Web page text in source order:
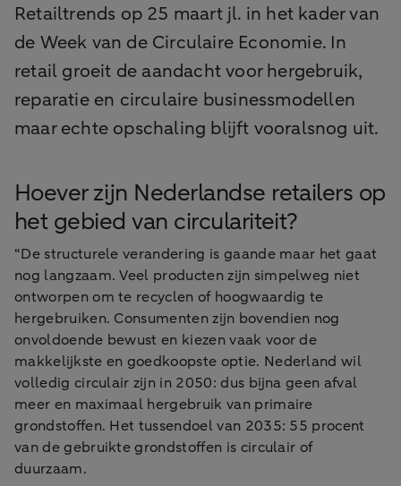
Retailtrends op 25 maart jl. in het kader van
de Week van de Circulaire Economie. In
retail groeit de aandacht voor hergebruik,
reparatie en circulaire businessmodellen
maar echte opschaling blijft vooralsnog uit.
Hoever zijn Nederlandse retailers op
het gebied van circulariteit?
“De structurele verandering is gaande maar het gaat
nog langzaam. Veel producten zijn simpelweg niet
ontworpen om te recyclen of hoogwaardig te
hergebruiken. Consumenten zijn bovendien nog
onvoldoende bewust en kiezen vaak voor de
makkelijkste en goedkoopste optie. Nederland wil
volledig circulair zijn in 2050: dus bijna geen afval
meer en maximaal hergebruik van primaire
grondstoffen. Het tussendoel van 2035: 55 procent
van de gebruikte grondstoffen is circulair of
duurzaam.